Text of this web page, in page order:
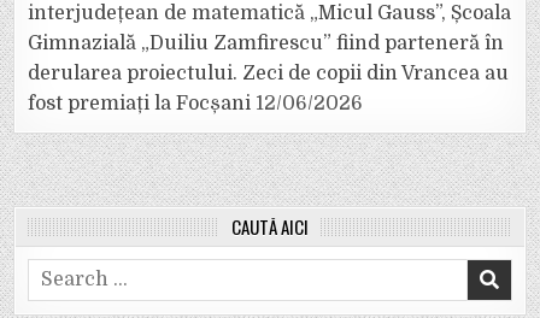
interjudețean de matematică „Micul Gauss”, Școala
Gimnazială „Duiliu Zamfirescu” fiind parteneră în
derularea proiectului. Zeci de copii din Vrancea au
fost premiați la Focșani 12/06/2026
CAUTĂ AICI
Search
for: